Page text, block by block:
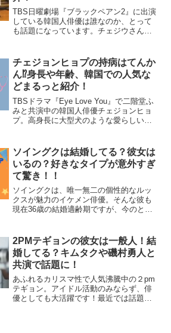
TBS日曜劇場『ブラックペアン2』に出演
している韓国人俳優は誰なのか、とって
も話題になっています。チェジウさんの
さん！ここでは彼について詳しく書いて
いますので、ぜひ最後...
チェジョンヒョプの持病はてんか
ん⁉身長や年齢、韓国での人気な
どまるっと紹介！
TBSドラマ『Eye Love You』で二階堂ふ
みと共演中の韓国人俳優チェジョンヒョ
プ。高身長に大型犬のような愛らしい笑
ん、身長、年齢などプロフィールと、韓
国での人気...
ソイングクは結婚してる？彼女は
いるの？好きなタイプが意外すぎ
て驚き！！
ソイングクは、唯一無二の個性的なルッ
クスが魅力のイケメン俳優。そんな彼も
現在36歳の結婚適齢期ですが、今のとこ
ね！ここでは、ソイングクの好きなタイ
プや結婚観もあわせて紹介...
2PMテギョンの彼女は一般人！結
婚してる？キムタクや磯村勇人と
共演で話題に！
あふれるカリスマ性で人気沸騰中の２pm
テギョン。アイドル活動のみならず、俳
優としても大活躍です！最近では話題作